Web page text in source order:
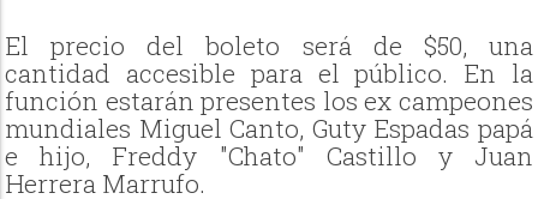
El precio del boleto será de $50, una
cantidad accesible para el público. En la
función estarán presentes los ex campeones
mundiales Miguel Canto, Guty Espadas papá
e hijo, Freddy "Chato" Castillo y Juan
Herrera Marrufo.